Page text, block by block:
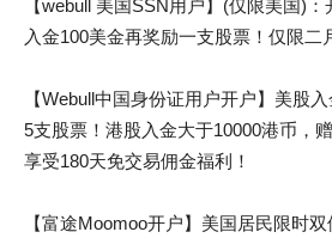
【webull 美国SSN用户】(仅限美国)：
入金100美金再奖励一支股票！仅限二
【Webull中国身份证用户开户】美股
5支股票！港股入金大于10000港币，
享受180天免交易佣金福利！
【富途Moomoo开户】美国居民限时